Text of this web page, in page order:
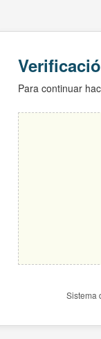
Para continuar
Sistema